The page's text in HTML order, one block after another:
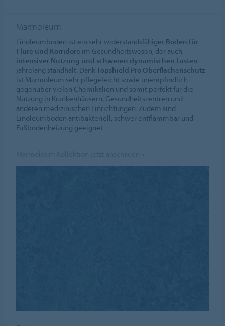
Marmoleum
Linoleumboden ist ein sehr widerstandsfähiger Boden für
Flure und Korridore im Gesundheitswesen, der auch
intensiver Nutzung und schweren dynamischen Lasten
jahrelang standhält. DankTopshield Pro Oberflächenschutz
ist Marmoleum sehr pflegeleicht sowie unempfindlich
gegenüber vielen Chemikalien und somit perfekt für die
Nutzung in Krankenhäusern, Gesundheitszentren und
anderen medizinischen Einrichtungen. Zudem sind
Linoleumböden antibakteriell, schwer entflammbar und
Fußbodenheizung geeignet.